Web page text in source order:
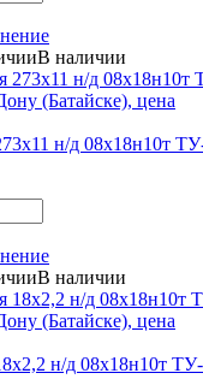
В наличии
н/д 08х18н10т
В наличии
н/д 08х18н10т